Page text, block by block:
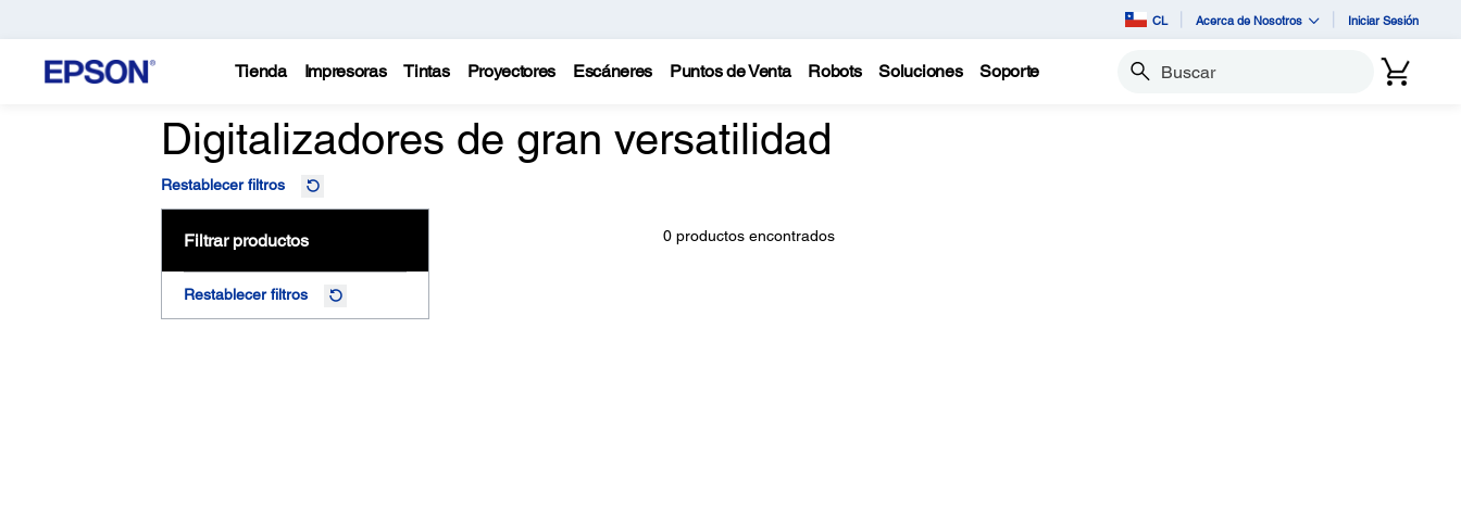
CL Acerca de Nosotros Iniciar Sesión
Tienda Impresoras Tintas Proyectores Escáneres Puntos de Venta Robots Soluciones Soporte Buscar
Digitalizadores de gran versatilidad
Restablecer filtros
Filtrar productos
Restablecer filtros
0 productos encontrados